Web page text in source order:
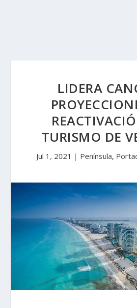
LIDERA
TURISMO DE
Jul 1, 2021 | Península,